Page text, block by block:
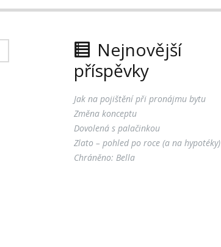
Nejnovější
příspěvky
Jak na pojištění při pronájmu bytu
Změna konceptu
Dovolená s palačinkou
Zlato – pohled po roce (a na hypotéky)
Chráněno: Bella